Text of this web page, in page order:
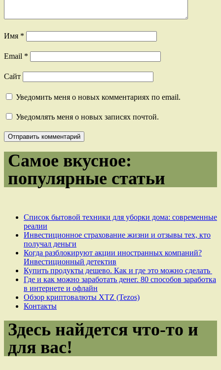
Имя *
Email *
Сайт
Уведомить меня о новых комментариях по email.
Уведомлять меня о новых записях почтой.
Самое вкусное:
популярные статьи
Список бытовой техники для уборки дома: современные
реалии
Инвестиционное страхование жизни и отзывы тех, кто
получал деньги
Когда разблокируют акции иностранных компаний?
Инвестиционный детектив
Купить продукты дешево. Как и где это можно сделать
Где и как можно заработать денег. 80 способов заработка
в интернете и офлайн
Обзор криптовалюты XTZ (Tezos)
Контакты
Здесь найдется что-то и
для вас!